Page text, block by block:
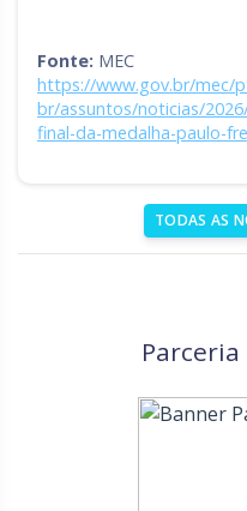
Fonte: MEC
https://www.gov.br/mec/
br/assuntos/noticias/
final-da-medalha-paulo-
TODAS AS